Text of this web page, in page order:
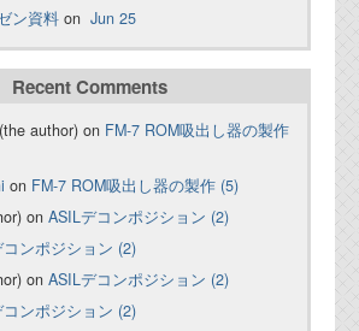
ン資料 on Jun 25
Recent Comments
author) on FM-7 ROM吸出し器の製作
on FM-7 ROM吸出し器の製作 (5)
on ASILデコンポジション (2)
コンポジション (2)
on ASILデコンポジション (2)
コンポジション (2)